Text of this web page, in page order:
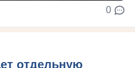
0
отдельную